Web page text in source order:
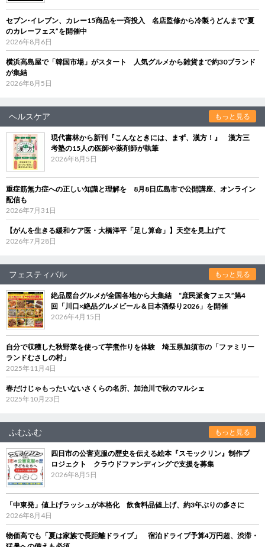
セブン‐イレブン、カレー15商品を一斉投入 名店監修から冷製うどんまで“夏
のカレーフェス”を開催中
2026年8月6日
横浜高島屋で「韓国市場」がスタート 人気グルメから雑貨まで約30ブランド
が集結
2026年8月5日
ヘルスケア もっと見る
現代書林から新刊『こんなときには、まず、漢方！』 漢方三
考塾の15人の医師や薬剤師が執筆
2026年8月5日
重症筋無力症への正しい知識と理解を 8月8日広島市で公開講座、オンライン
配信も
2026年7月31日
【がんを生きる緩和ケア医・大橋洋平「足し算命」】天空を見上げて
2026年7月28日
フェスティバル もっと見る
絶品屋台グルメが全国各地から大集結 “庶民派食フェス”第4
回「川口×絶品グルメビール＆日本酒祭り2026」を開催
2026年4月15日
自分で収穫した秋野菜を使って芋煮作りを体験 埼玉県加須市の「ファミリー
ランドむさしの村」
2025年11月4日
春だけじゃもったいないさくらの名所、加治川で秋のマルシェ
2025年10月23日
ふむふむ もっと見る
四日市の公害克服の歴史を伝える絵本『スモックリン』制作プ
ロジェクト クラウドファンディングで支援を募集
2026年8月5日
「中東発」値上げラッシュが本格化 飲食料品値上げ、約3年ぶりの多さに
2026年8月4日
物価高でも「夏は家族で長距離ドライブ」 宿泊ドライブ予算4万円超、渋滞・